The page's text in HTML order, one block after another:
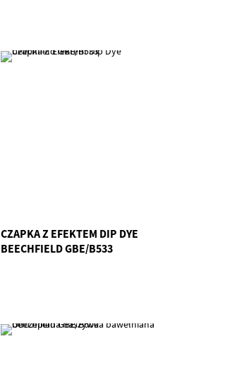
CZAPKA Z EFEKTEM DIP DYE
BEECHFIELD GBE/B533